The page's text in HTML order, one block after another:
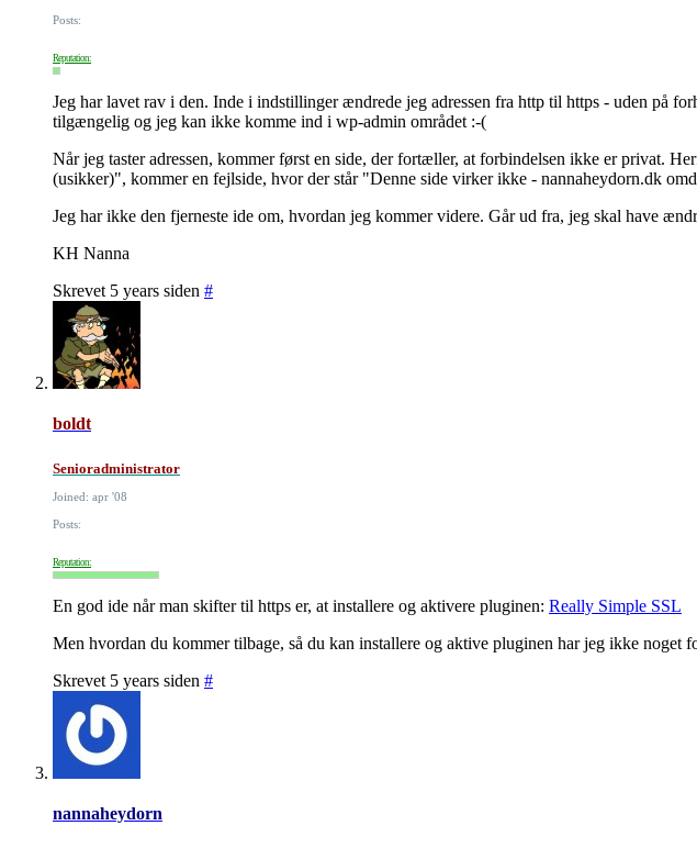
Posts:
Reputation:
Jeg har lavet rav i den. Inde i indstillinger ændrede jeg adressen fra http til https - uden på
tilgængelig og jeg kan ikke komme ind i wp-admin området :-(
Når jeg taster adressen, kommer først en side, der fortæller, at forbindelsen ikke er privat.
(usikker)", kommer en fejlside, hvor der står "Denne side virker ikke - nannaheydorn.dk
Jeg har ikke den fjerneste ide om, hvordan jeg kommer videre. Går ud fra, jeg skal have
KH Nanna
Skrevet 5 years siden #
boldt
Senioradministrator
Joined: apr '08
Posts:
Reputation:
En god ide når man skifter til https er, at installere og aktivere pluginen: Really Simple SSL
Men hvordan du kommer tilbage, så du kan installere og aktive pluginen har jeg ikke noget
Skrevet 5 years siden #
nannaheydorn